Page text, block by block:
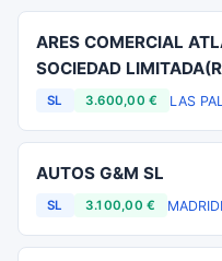
ARES COMERCIAL
SOCIEDAD
SL 3.600,00 € LAS
AUTOS G&M SL
SL 3.100,00 € MADRID